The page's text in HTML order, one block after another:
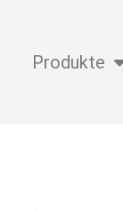
Produkte